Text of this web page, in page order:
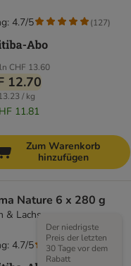
CHF 13.60
12.70
/ kg
11.81
4.7/5 (127)
Zum Warenkorb
hinzufügen
Nature 6 x 280 g
& Lachs
Der niedrigste
Preis der letzten
30 Tage vor dem
Rabatt
4.7/5 (147